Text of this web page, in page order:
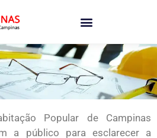
Popular de Campinas
a público para esclarecer a